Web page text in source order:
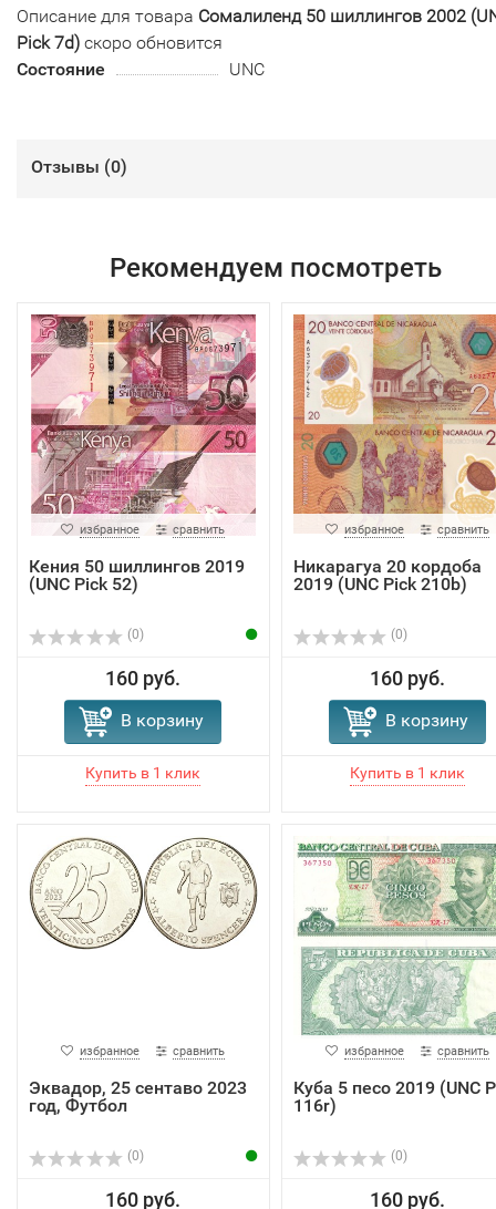
Описание для товара Сомалиленд 50 шиллингов 2002
Pick 7d) скоро обновится
Состояние
UNC
Отзывы (0)
Рекомендуем посмотреть
избранное сравнить
Кения 50 шиллингов 2019
(UNC Pick 52)
(0)
160 руб.
В корзину
избранное сравнить
Никарагуа 20 кордоба
2019 (UNC Pick 210b)
(0)
160 руб.
В корзину
избранное сравнить
Эквадор, 25 сентаво 2023
год, Футбол
(0)
160 руб.
избранное сравнить
Куба 5 песо 2019 (UNC
116r)
(0)
160 руб.